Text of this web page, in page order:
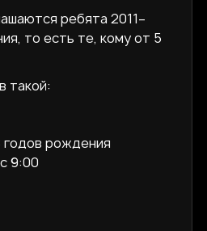
ребята 2011–
то есть те, кому от 5
такой:
годов рождения
9:00